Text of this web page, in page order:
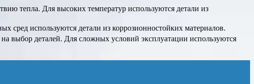
тепла. Для высоких температур используются детали из
сред используются детали из коррозионностойких материалов.
выбор деталей. Для сложных условий эксплуатации используются